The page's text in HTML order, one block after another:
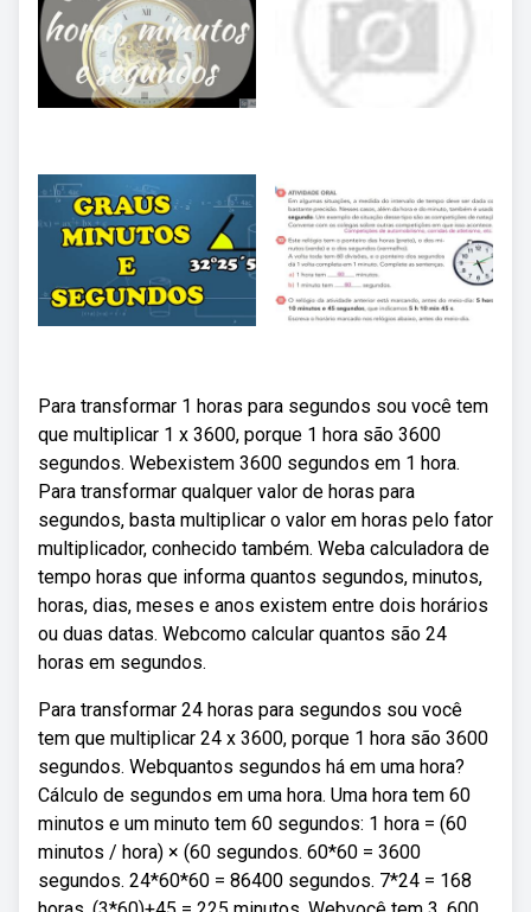
Para transformar 1 horas para segundos sou você tem
que multiplicar 1 x 3600, porque 1 hora são 3600
segundos. Webexistem 3600 segundos em 1 hora.
Para transformar qualquer valor de horas para
segundos, basta multiplicar o valor em horas pelo fator
multiplicador, conhecido também. Weba calculadora de
tempo horas que informa quantos segundos, minutos,
horas, dias, meses e anos existem entre dois horários
ou duas datas. Webcomo calcular quantos são 24
horas em segundos.
Para transformar 24 horas para segundos sou você
tem que multiplicar 24 x 3600, porque 1 hora são 3600
segundos. Webquantos segundos há em uma hora?
Cálculo de segundos em uma hora. Uma hora tem 60
minutos e um minuto tem 60 segundos: 1 hora = (60
minutos / hora) × (60 segundos. 60*60 = 3600
segundos. 24*60*60 = 86400 segundos. 7*24 = 168